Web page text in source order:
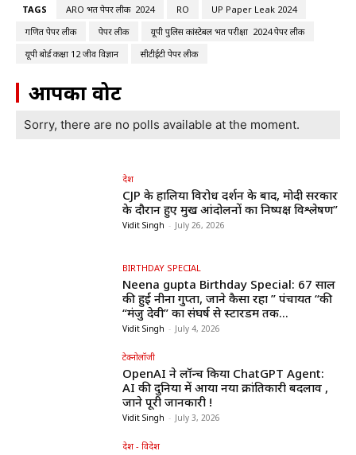
TAGS ARO भर्ती पेपर लीक 2024 RO
UP Paper Leak 2024
गणित पेपर लीक
पेपर लीक
यूपी पुलिस कांस्टेबल भर्ती परीक्षा 2024 पेपर लीक
यूपी बोर्ड कक्षा 12 जीव विज्ञान
सीटीईटी पेपर लीक
आपका वोट
Sorry, there are no polls available at the moment.
देश
CJP के हालिया विरोध प्रदर्शन के बाद, मोदी सरकार
के दौरान हुए प्रमुख आंदोलनों का निष्पक्ष विश्लेषण”
Vidit Singh - July 26, 2026
BIRTHDAY SPECIAL
Neena gupta Birthday Special: 67 साल
की हुईं नीना गुप्ता, जाने कैसा रहा ” पंचायत “की
“मंजु देवी” का संघर्ष से स्टारडम तक...
Vidit Singh - July 4, 2026
टेक्नोलॉजी
OpenAI ने लॉन्च किया ChatGPT Agent:
AI की दुनिया में आया नया क्रांतिकारी बदलाव ,
जाने पूरी जानकारी !
Vidit Singh - July 3, 2026
देश - विदेश